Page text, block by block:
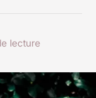
lecture